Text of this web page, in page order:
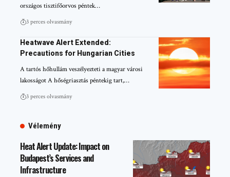
országos tisztifőorvos péntek…
3 perces olvasmány
Heatwave Alert Extended:
Precautions for Hungarian Cities
A tartós hőhullám veszélyezteti a magyar városi
lakosságot A hőségriasztás péntekig tart,…
3 perces olvasmány
Vélemény
Heat Alert Update: Impact on
Budapest’s Services and
Infrastructure